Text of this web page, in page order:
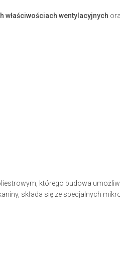
właściwościach wentylacyjnych
którego budowa
składa się ze specjalnych